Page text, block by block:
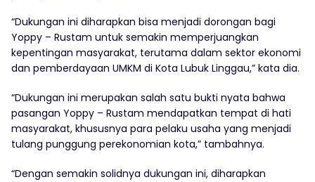
“Dukungan ini diharapkan bisa menjadi dorongan bagi
Yoppy – Rustam untuk semakin memperjuangkan
kepentingan masyarakat, terutama dalam sektor ekonomi
dan pemberdayaan UMKM di Kota Lubuk Linggau,” kata dia.
“Dukungan ini merupakan salah satu bukti nyata bahwa
pasangan Yoppy – Rustam mendapatkan tempat di hati
masyarakat, khususnya para pelaku usaha yang menjadi
tulang punggung perekonomian kota,” tambahnya.
“Dengan semakin solidnya dukungan ini, diharapkan